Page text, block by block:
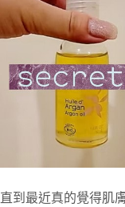
直到最近真的覺得肌